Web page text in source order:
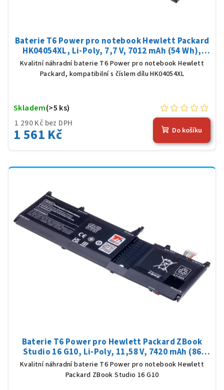
Baterie T6 Power pro notebook Hewlett Packard
HK04054XL, Li-Poly, 7,7 V, 7012 mAh (54 Wh),
černá
Kvalitní náhradní baterie T6 Power pro notebook Hewlett
Packard, kompatibilní s číslem dílu HK04054XL
1 290 Kč bez DPH
1 561 Kč
Skladem(>5 ks)
Do košíku
Baterie T6 Power pro Hewlett Packard ZBook
Studio 16 G10, Li-Poly, 11,58 V, 7420 mAh (86
Wh), černá
Kvalitní náhradní baterie T6 Power pro notebook Hewlett
Packard ZBook Studio 16 G10